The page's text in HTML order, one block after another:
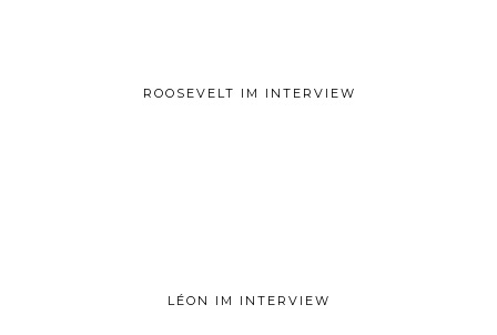
ROOSEVELT IM INTERVIEW
LÉON IM INTERVIEW